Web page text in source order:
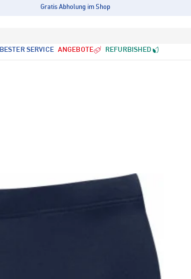
Gratis Abholung im Shop
BESTER SERVICE ANGEBOTE REFURBISHED